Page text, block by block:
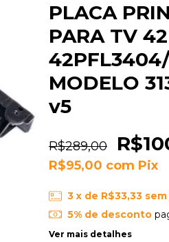
PLACA
PARA TV
MODELO
v5
R$289,00
R$95,00 com Pix
3 x de R$33,33
5% de desconto
Ver mais detalhes